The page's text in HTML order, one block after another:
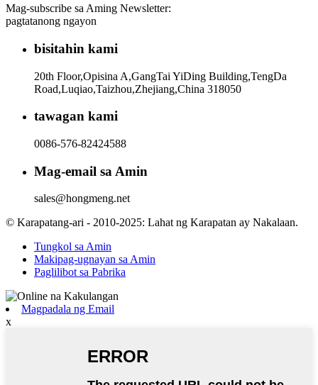
Mag-subscribe sa Aming Newsletter:
pagtatanong ngayon
bisitahin kami
20th Floor,Opisina A,GangTai YiDing Building,TengDa
Road,Luqiao,Taizhou,Zhejiang,China 318050
tawagan kami
0086-576-82424588
Mag-email sa Amin
sales@hongmeng.net
© Karapatang-ari - 2010-2025: Lahat ng Karapatan ay Nakalaan.
Tungkol sa Amin
Makipag-ugnayan sa Amin
Paglilibot sa Pabrika
Magpadala ng Email
x